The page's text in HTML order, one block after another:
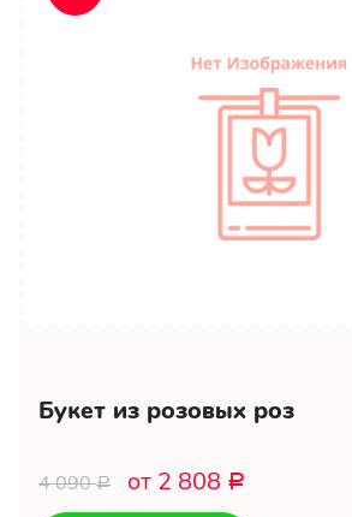
Букет из розовых роз
4 090Р от 2 808 Р